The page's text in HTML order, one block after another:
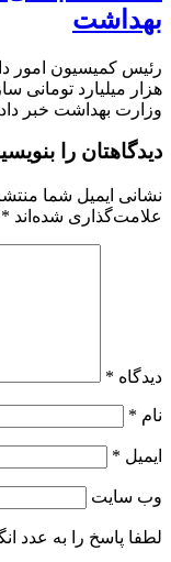
بهداشت
هزار میلیارد تومانی
وزارت بهداشت خبر
دیدگاهتان را
نشانی ایمیل شما
علامت‌گذاری شده‌اند *
دیدگاه *
نام *
ایمیل *
وب‌ سایت
لطفا پاسخ را به عدد